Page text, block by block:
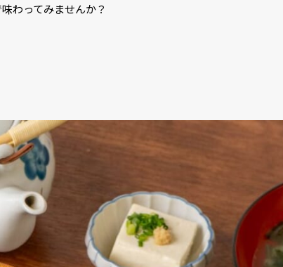
わってみませんか？